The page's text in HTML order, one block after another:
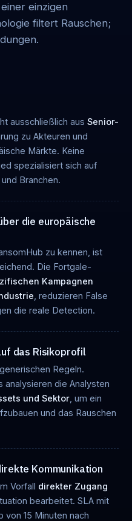
einzigen
filtert Rauschen;
ausschließlich aus Senior-
zu Akteuren und
Märkte. Keine
spezialisiert sich auf
Branchen.
die europäische
zu kennen, ist
Die Fortgale-
Kampagnen
, reduzieren False
die reale Detection.
das Risikoprofil
Regeln.
analysieren die Analysten
und Sektor , um ein
und das Rauschen
Kommunikation
Vorfall direkter Zugang
bearbeitet. SLA mit
von 15 Minuten nach